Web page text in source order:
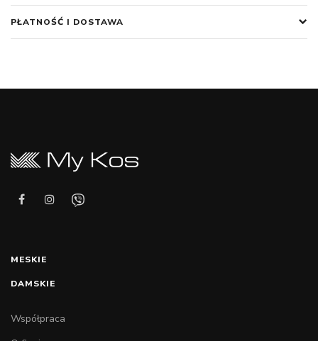
PŁATNOŚĆ I DOSTAWA
MESKIE
DAMSKIE
Współpraca